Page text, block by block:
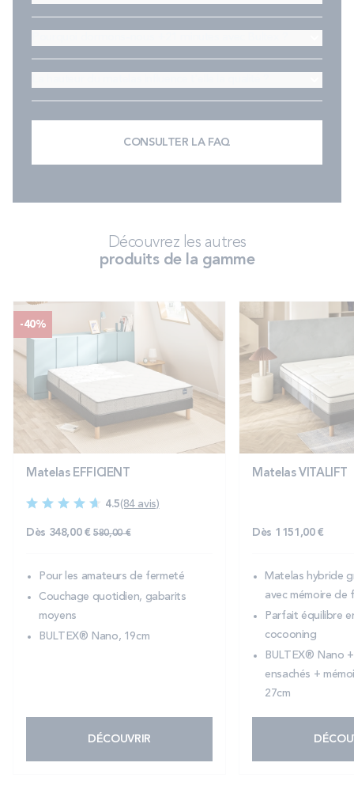
CONSULTER LA FAQ
Découvrez les autres
produits de la gamme
-40%
Matelas EFFICIENT
4.5(84 avis)
Dès 348,00 € Prix normal
580,00 €
Pour les amateurs de fermeté
Couchage quotidien, gabarits
moyens
BULTEX® Nano, 19cm
DÉCOUVRIR
Matelas VITALIFT
Dès 1 151,00 €
Matelas hybride
avec mémoire de
Parfait équilibre
cocooning
BULTEX® Nano
ensachés +
27cm